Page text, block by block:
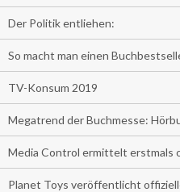
Der Politik entliehen:
So macht man einen
TV-Konsum 2019
Megatrend der Buchmesse:
Media Control ermittelt erstmals
Planet Toys veröffentlicht